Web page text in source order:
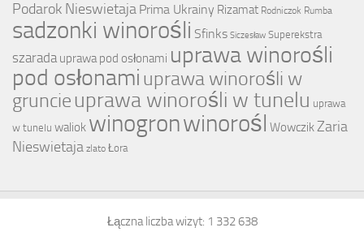
Podarok Nieswietaja Prima Ukrainy Rizamat Rodniczok Rumba
sadzonki winorośli Sfinks Siczesław Superekstra
szarada uprawa pod osłonami uprawa winorośli
pod osłonami uprawa winorośli w
gruncie uprawa winorośli w tunelu uprawa
w tunelu waliok winogronwinorośl WowczikZaria
Nieswietaja zlato Łora
Łączna liczba wizyt: 1 332 638